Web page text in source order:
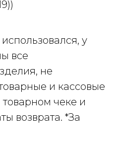
у
все
не
и кассовые
чеке и
возврата. *За